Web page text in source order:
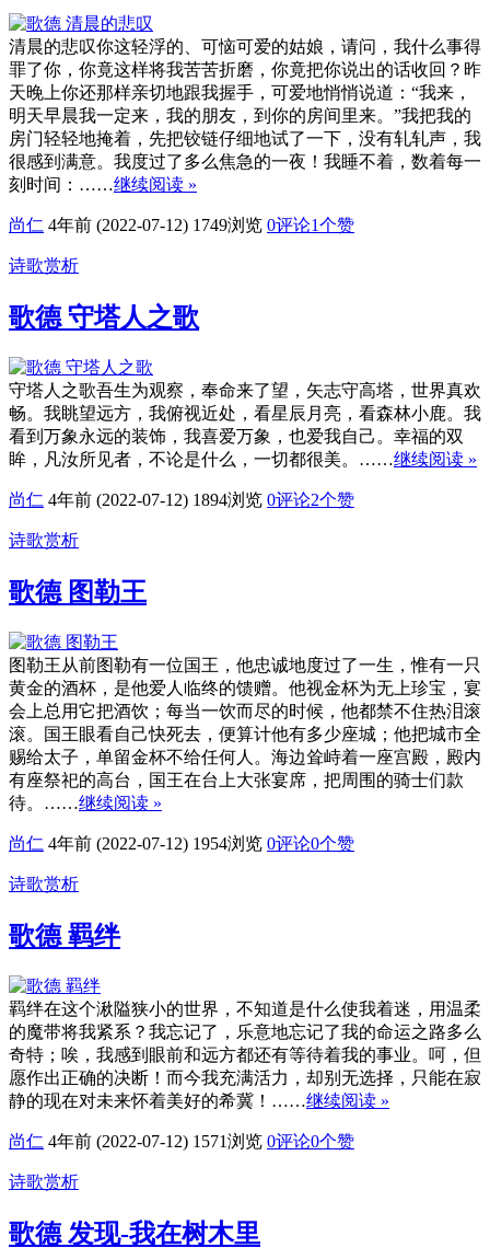
清晨的悲叹你这轻浮的、可恼可爱的姑娘，请问，我什么事得
罪了你，你竟这样将我苦苦折磨，你竟把你说出的话收回？昨
天晚上你还那样亲切地跟我握手，可爱地悄悄说道：“我来，
明天早晨我一定来，我的朋友，到你的房间里来。”我把我的
房门轻轻地掩着，先把铰链仔细地试了一下，没有轧轧声，我
很感到满意。我度过了多么焦急的一夜！我睡不着，数着每一
刻时间：……继续阅读 »
尚仁 4年前 (2022-07-12) 1749浏览 0评论1个赞
诗歌赏析
歌德 守塔人之歌
守塔人之歌吾生为观察，奉命来了望，矢志守高塔，世界真欢
畅。我眺望远方，我俯视近处，看星辰月亮，看森林小鹿。我
看到万象永远的装饰，我喜爱万象，也爱我自己。幸福的双
眸，凡汝所见者，不论是什么，一切都很美。……继续阅读 »
尚仁 4年前 (2022-07-12) 1894浏览 0评论2个赞
诗歌赏析
歌德 图勒王
图勒王从前图勒有一位国王，他忠诚地度过了一生，惟有一只
黄金的酒杯，是他爱人临终的馈赠。他视金杯为无上珍宝，宴
会上总用它把酒饮；每当一饮而尽的时候，他都禁不住热泪滚
滚。国王眼看自己快死去，便算计他有多少座城；他把城市全
赐给太子，单留金杯不给任何人。海边耸峙着一座宫殿，殿内
有座祭祀的高台，国王在台上大张宴席，把周围的骑士们款
待。……继续阅读 »
尚仁 4年前 (2022-07-12) 1954浏览 0评论0个赞
诗歌赏析
歌德 羁绊
羁绊在这个湫隘狭小的世界，不知道是什么使我着迷，用温柔
的魔带将我紧系？我忘记了，乐意地忘记了我的命运之路多么
奇特；唉，我感到眼前和远方都还有等待着我的事业。呵，但
愿作出正确的决断！而今我充满活力，却别无选择，只能在寂
静的现在对未来怀着美好的希冀！……继续阅读 »
尚仁 4年前 (2022-07-12) 1571浏览 0评论0个赞
诗歌赏析
歌德 发现-我在树木里